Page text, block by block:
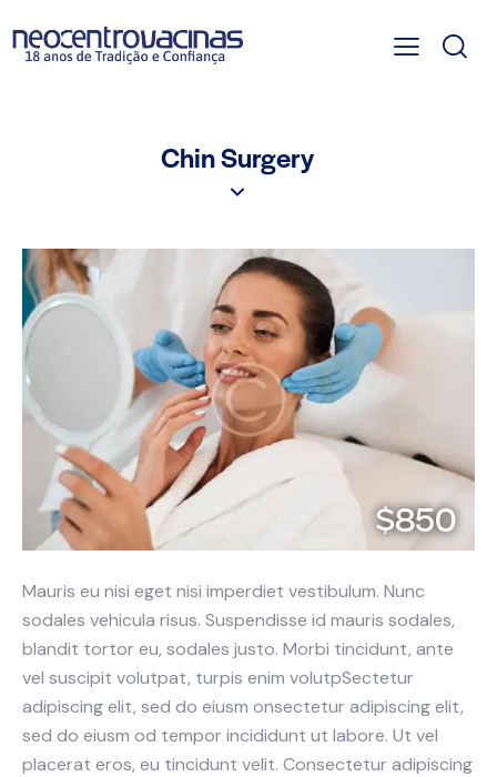
Chin Surgery
$850
Mauris eu nisi eget nisi imperdiet vestibulum. Nunc
sodales vehicula risus. Suspendisse id mauris sodales,
blandit tortor eu, sodales justo. Morbi tincidunt, ante
vel suscipit volutpat, turpis enim volutpSectetur
adipiscing elit, sed do eiusm onsectetur adipiscing elit,
sed do eiusm od tempor incididunt ut labore. Ut vel
placerat eros, eu tincidunt velit. Consectetur adipiscing